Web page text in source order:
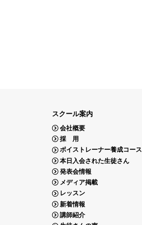
スクール案内
会社概要
採 用
ボイストレーナー養成コース
本日入会された生徒さん
発表会情報
メディア掲載
レッスン
新着情報
講師紹介